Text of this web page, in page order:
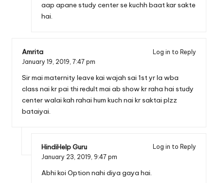
aap apane study center se kuchh baat kar sakte
hai.
Amrita
Log in to Reply
January 19, 2019, 7:47 pm
Sir mai maternity leave kai wajah sai 1st yr la wba
class nai kr pai thi redult mai ab show kr raha hai study
center walai kah rahai hum kuch nai kr saktai plzz
bataiyai.
HindiHelp Guru
Log in to Reply
January 23, 2019, 9:47 pm
Abhi koi Option nahi diya gaya hai.